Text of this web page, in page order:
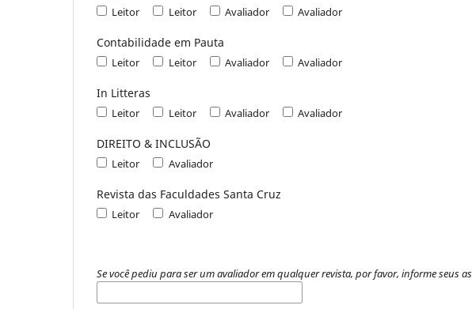
Leitor Leitor Avaliador Avaliador
Contabilidade em Pauta
Leitor Leitor Avaliador Avaliador
In Litteras
Leitor Leitor Avaliador Avaliador
DIREITO & INCLUSÃO
Leitor Avaliador
Revista das Faculdades Santa Cruz
Leitor Avaliador
Se você pediu para ser um avaliador em qualquer revista, por favor, informe seus